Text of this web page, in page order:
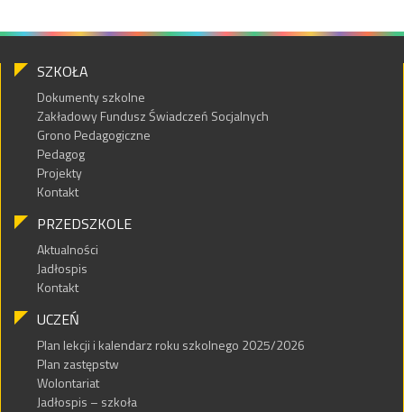
SZKOŁA
Dokumenty szkolne
Zakładowy Fundusz Świadczeń Socjalnych
Grono Pedagogiczne
Pedagog
Projekty
Kontakt
PRZEDSZKOLE
Aktualności
Jadłospis
Kontakt
UCZEŃ
Plan lekcji i kalendarz roku szkolnego 2025/2026
Plan zastępstw
Wolontariat
Jadłospis – szkoła